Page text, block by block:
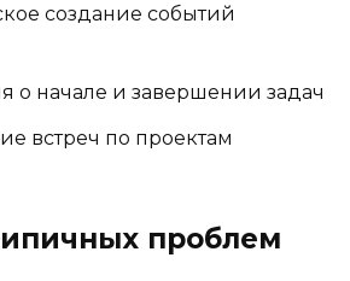
создание событий
о начале и завершении задач
встреч по проектам
проблем